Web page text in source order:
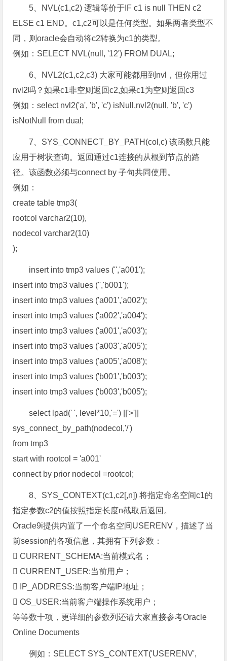
5、NVL(c1,c2) 逻辑等价于IF c1 is null THEN c2
ELSE c1 END。c1,c2可以是任何类型。如果两者类型不
同，则oracle会自动将c2转换为c1的类型。
例如：SELECT NVL(null, '12') FROM DUAL;
6、NVL2(c1,c2,c3) 大家可能都用到nvl，但你用过
nvl2吗？如果c1非空则返回c2,如果c1为空则返回c3
例如：select nvl2('a', 'b', 'c') isNull,nvl2(null, 'b', 'c')
isNotNull from dual;
7、SYS_CONNECT_BY_PATH(col,c) 该函数只能
应用于树状查询。返回通过c1连接的从根到节点的路
径。该函数必须与connect by 子句共同使用。
例如：
create table tmp3(
rootcol varchar2(10),
nodecol varchar2(10)
);
insert into tmp3 values ('','a001');
insert into tmp3 values ('','b001');
insert into tmp3 values ('a001','a002');
insert into tmp3 values ('a002','a004');
insert into tmp3 values ('a001','a003');
insert into tmp3 values ('a003','a005');
insert into tmp3 values ('a005','a008');
insert into tmp3 values ('b001','b003');
insert into tmp3 values ('b003','b005');
select lpad(' ', level*10,'=') ||'>'||
sys_connect_by_path(nodecol,'/')
from tmp3
start with rootcol = 'a001'
connect by prior nodecol =rootcol;
8、SYS_CONTEXT(c1,c2[,n]) 将指定命名空间c1的
指定参数c2的值按照指定长度n截取后返回。
Oracle9i提供内置了一个命名空间USERENV，描述了当
前session的各项信息，其拥有下列参数：
 CURRENT_SCHEMA:当前模式名；
 CURRENT_USER:当前用户；
 IP_ADDRESS:当前客户端IP地址；
 OS_USER:当前客户端操作系统用户；
等等数十项，更详细的参数列还请大家直接参考Oracle
Online Documents
例如：SELECT SYS_CONTEXT('USERENV',